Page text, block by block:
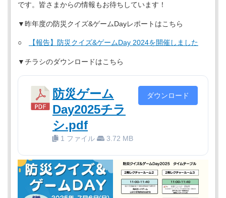
です。皆さまからの情報もお待ちしています！
▼昨年度の防災クイズ&ゲームDayレポートはこちら
○ 【報告】防災クイズ&ゲームDay 2024を開催しました
▼チラシのダウンロードはこちら
防災ゲーム
Day2025チラ
シ.pdf
1 ファイル 3.72 MB
ダウンロード